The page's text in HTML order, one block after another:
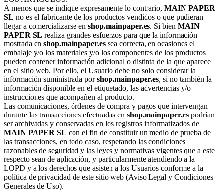
A menos que se indique expresamente lo contrario, MAIN PAPER
SL no es el fabricante de los productos vendidos o que pudieran
llegar a comercializarse en shop.mainpaper.es. Si bien MAIN
PAPER SL realiza grandes esfuerzos para que la información
mostrada en shop.mainpaper.es sea correcta, en ocasiones el
embalaje y/o los materiales y/o los componentes de los productos
pueden contener información adicional o distinta de la que aparece
en el sitio web. Por ello, el Usuario debe no solo considerar la
información suministrada porshop.mainpaper.es, si no también la
información disponible en el etiquetado, las advertencias y/o
instrucciones que acompañen al producto.
Las comunicaciones, órdenes de compra y pagos que intervengan
durante las transacciones efectuadas en shop.mainpaper.es podrían
ser archivadas y conservadas en los registros informatizados de
MAIN PAPER SL con el fin de constituir un medio de prueba de
las transacciones, en todo caso, respetando las condiciones
razonables de seguridad y las leyes y normativas vigentes que a este
respecto sean de aplicación, y particularmente atendiendo a la
LOPD y a los derechos que asisten a los Usuarios conforme a la
política de privacidad de este sitio web (Aviso Legal y Condiciones
Generales de Uso).